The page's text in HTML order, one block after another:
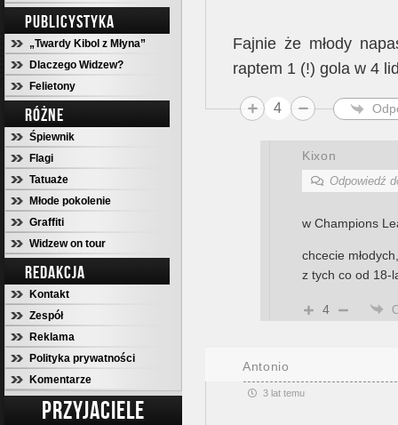
PUBLICYSTYKA
„Twardy Kibol z Młyna”
Dlaczego Widzew?
Felietony
RÓŻNE
Śpiewnik
Flagi
Tatuaże
Młode pokolenie
Graffiti
Widzew on tour
REDAKCJA
Kontakt
Zespół
Reklama
Polityka prywatności
Komentarze
PRZYJACIELE
Fajnie że młody
raptem 1 (!) gola w 4
4
Kixon
Odpowiedź
w Champions
chcecie
z tych co od 18-
4
Antonio
3 lat temu